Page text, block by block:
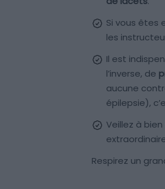
Si vous êtes
les
Il est
l’inverse, de
aucune
épilepsie),
Veillez à bien
Respirez un